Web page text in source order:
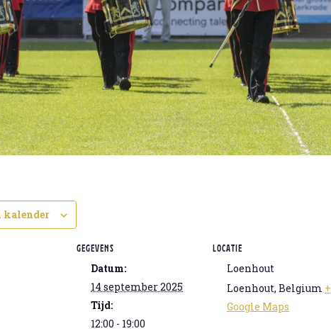
kalender
GEGEVENS
Datum:
14 september 2025
Tijd:
12:00 - 19:00
LOCATIE
Loenhout
Loenhout, Belgium +
Google Maps